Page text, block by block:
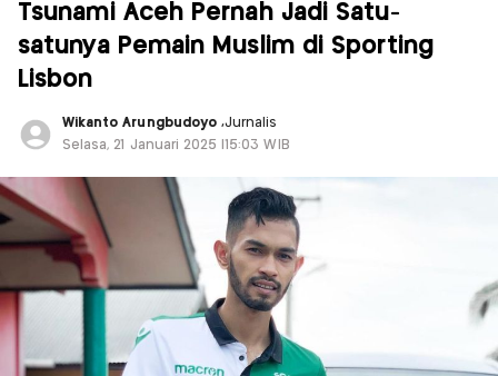
Tsunami Aceh Pernah Jadi Satu-
satunya Pemain Muslim di Sporting
Lisbon
Wikanto Arungbudoyo ,Jurnalis
Selasa, 21 Januari 2025 |15:03 WIB